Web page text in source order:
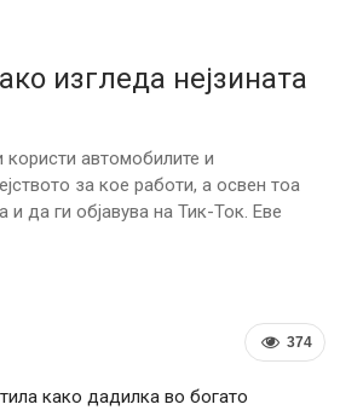
изгледа нејзината
автомобилите и
за кое работи, а освен тоа
да ги објавува на Тик-Ток. Еве
374
како дадилка во богато
многу…
Јул 22, 2026